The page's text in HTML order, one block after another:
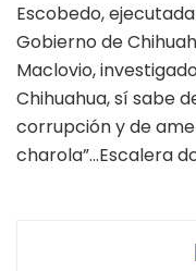
Escobedo,
Gobierno de
Maclovio,
Chihuahua, sí sabe
corrupción y de
charola”…Escalera